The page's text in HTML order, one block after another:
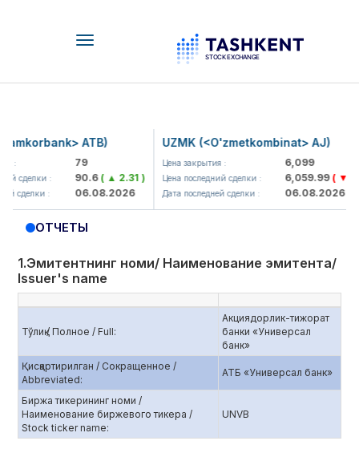
Toggle
ATB)
: 90.6 ( ▲ 2.31 )
: 06.08.2026
UZMK (<O'zmetkombinat> AJ)
Цена закрытия : 6,099
Цена последний сделки : 6,059.99( ▼ 39.89 )
Дата последней сделки : 06.08.2026
ОТЧЕТЫ
1.Эмитентнинг номи/ Наименование эмитента/
Issuer's name
Тўлиқ / Полное / Full:
Акциядорлик-тижорат
банки «Универсал
банк»
Қисқартирилган / Сокращенное /
Abbreviated:
АТБ «Универсал банк»
Биржа тикерининг номи /
Наименование биржевого тикера /
Stock ticker name:
UNVB